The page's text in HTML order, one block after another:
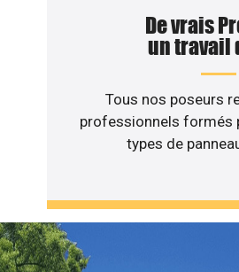
De vrais
un travail
Tous nos poseurs
professionnels formés
types de